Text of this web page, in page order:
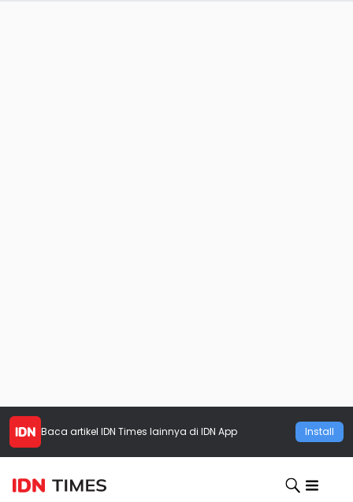
Baca artikel IDN Times lainnya di IDN App Install